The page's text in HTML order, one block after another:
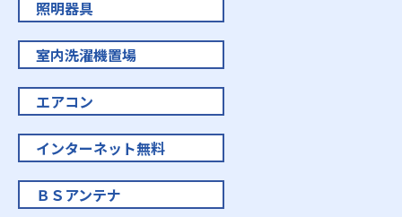
照明器具
室内洗濯機置場
エアコン
インターネット無料
ＢＳアンテナ